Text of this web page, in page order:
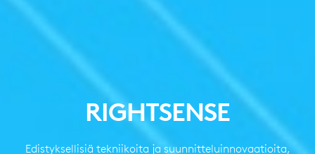
RIGHTSENSE
Edistyksellisiä tekniikoita ja suunnitteluinnovaatioita,